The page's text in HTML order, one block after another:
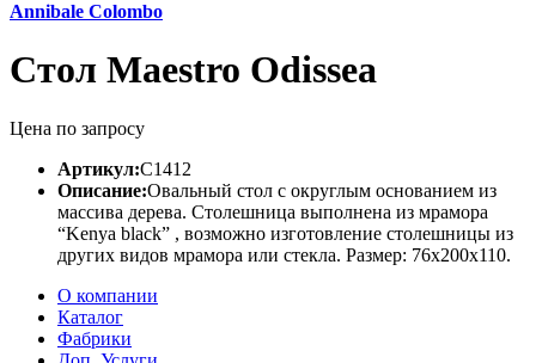
Annibale Colombo
Стол Maestro Odissea
Цена по запросу
Артикул:C1412
Описание:Овальный стол с округлым основанием из
массива дерева. Столешница выполнена из мрамора
“Kenya black” , возможно изготовление столешницы из
других видов мрамора или стекла. Размер: 76х200х110.
О компании
Каталог
Фабрики